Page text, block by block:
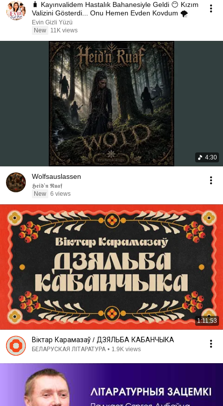
🧳 Kayınvalidem Hastalık Bahanesiyle Geldi 😶 Kızım
Valizini Gösterdi... Onu Hemen Evden Kovdum 🌪️
Evin Gizli Yüzü
New
11K views
4:30
Wolfsauslassen
𝕳𝖊𝖎𝖉’𝖓 𝕽𝖚𝖆𝖋
New 6 views
1:11:53
Віктар Карамазаў / ДЗЯЛЬБА КАБАНЧЫКА
БЕЛАРУСКАЯ ЛІТАРАТУРА • 1.9K views